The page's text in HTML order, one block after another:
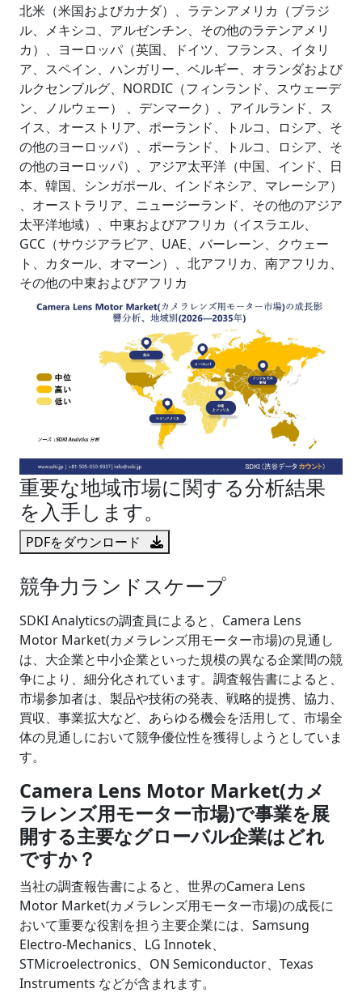
北米（米国およびカナダ）、ラテンアメリカ（ブラジ
ル、メキシコ、アルゼンチン、その他のラテンアメリ
カ）、ヨーロッパ（英国、ドイツ、フランス、イタリ
ア、スペイン、ハンガリー、ベルギー、オランダおよび
ルクセンブルグ、NORDIC（フィンランド、スウェーデ
ン、ノルウェー） 、デンマーク）、アイルランド、ス
イス、オーストリア、ポーランド、トルコ、ロシア、そ
の他のヨーロッパ）、ポーランド、トルコ、ロシア、そ
の他のヨーロッパ）、アジア太平洋（中国、インド、日
本、韓国、シンガポール、インドネシア、マレーシア）
、オーストラリア、ニュージーランド、その他のアジア
太平洋地域）、中東およびアフリカ（イスラエル、
GCC（サウジアラビア、UAE、バーレーン、クウェー
ト、カタール、オマーン）、北アフリカ、南アフリカ、
その他の中東およびアフリカ
重要な地域市場に関する分析結果
を入手します。
PDFをダウンロード
競争力ランドスケープ
SDKI Analyticsの調査員によると、Camera Lens
Motor Market(カメラレンズ用モーター市場)の見通し
は、大企業と中小企業といった規模の異なる企業間の競
争により、細分化されています。調査報告書によると、
市場参加者は、製品や技術の発表、戦略的提携、協力、
買収、事業拡大など、あらゆる機会を活用して、市場全
体の見通しにおいて競争優位性を獲得しようとしていま
す。
Camera Lens Motor Market(カメ
ラレンズ用モーター市場)で事業を展
開する主要なグローバル企業はどれ
ですか？
当社の調査報告書によると、世界のCamera Lens
Motor Market(カメラレンズ用モーター市場)の成長に
おいて重要な役割を担う主要企業には、Samsung
Electro-Mechanics、LG Innotek、
STMicroelectronics、ON Semiconductor、Texas
Instruments などが含まれます。